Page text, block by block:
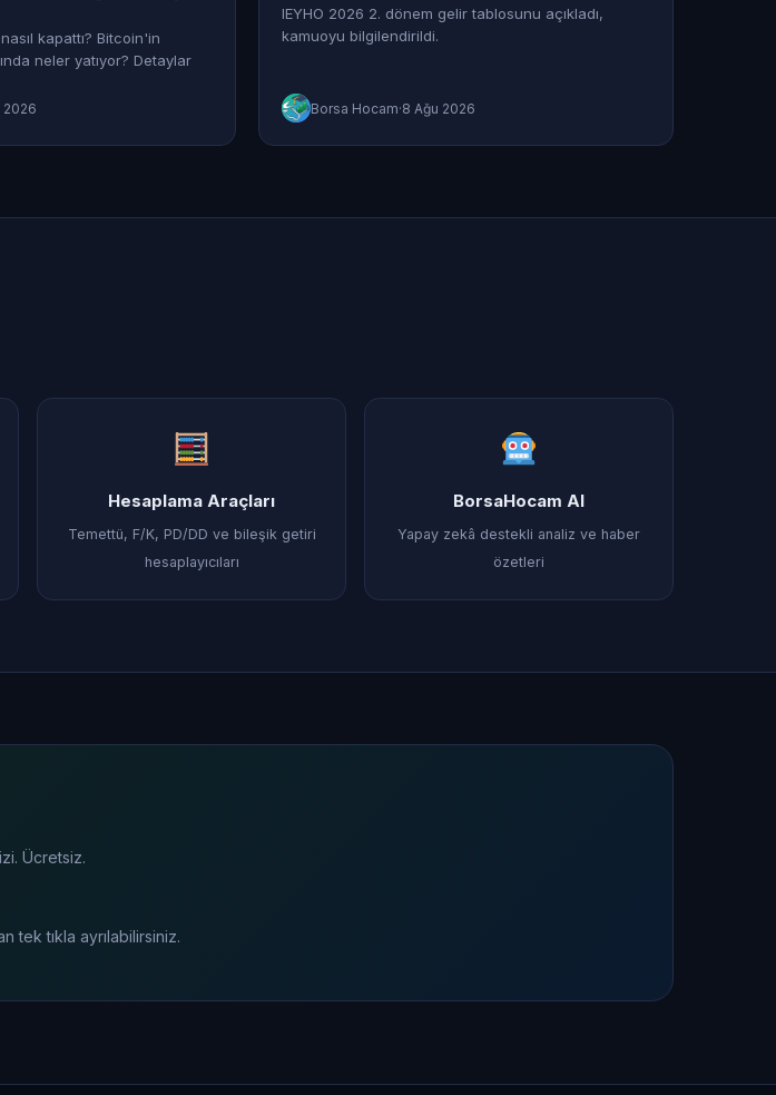
kapattı? Bitcoin'in
neler yatıyor? Detaylar
2026
IEYHO 2026 2. dönem gelir tablosunu açıkladı,
kamuoyu bilgilendirildi.
Borsa Hocam·8 Ağu 2026
Hesaplama Araçları
Temettü, F/K, PD/DD ve bileşik getiri
hesaplayıcıları
BorsaHocam AI
Yapay zekâ destekli analiz ve haber
özetleri
Ücretsiz.
tek tıkla ayrılabilirsiniz.